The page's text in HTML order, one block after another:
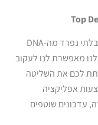
אצלנו, הטכנולוגיה היא לא רק כלי, אלא חלק בלתי נפרד מה-DNA
מאפשרת לנו לעקוב
לכם את השליטה
אפליקציה
שוטפים